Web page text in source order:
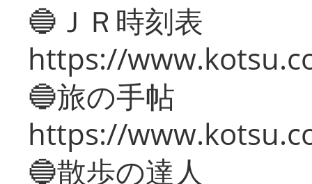
🔵ＪＲ時刻表
https://
🔵旅の手帖
https://
🔵散歩の達人